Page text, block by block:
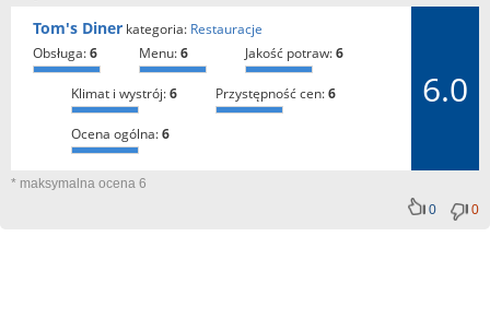
Tom's Diner kategoria: Restauracje
obsługa:6 menu:6 jakość potraw:6
klimat i wystrój:6 przystępność cen:6
ocena ogólna:6
6.0
* maksymalna ocena 6
0
0